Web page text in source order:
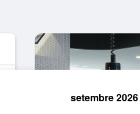
setembre 2026